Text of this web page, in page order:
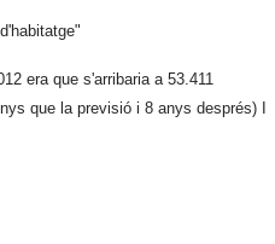
era que s'arribaria a 53.411
que la previsió i 8 anys després) I